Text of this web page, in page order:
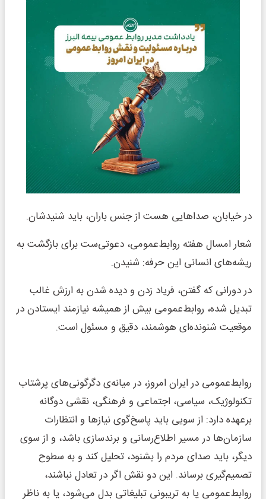
در خیابان، صداهایی هست از جنس باران، باید شنیدشان.
شعار امسال هفته روابط‌عمومی، دعوتی‌ست برای بازگشت به
ریشه‌های انسانی این حرفه: شنیدن.
در دورانی که گفتن، فریاد زدن و دیده شدن به ارزش غالب
تبدیل شده، روابط‌عمومی بیش از همیشه نیازمند ایستادن در
موقعیت شنونده‌ای هوشمند، دقیق و مسئول است.
روابط‌عمومی در ایران امروز، در میانه‌ی دگرگونی‌های پرشتاب
تکنولوژیک، سیاسی، اجتماعی و فرهنگی، نقشی دوگانه
برعهده دارد: از سویی باید پاسخ‌گوی نیازها و انتظارات
سازمان‌ها در مسیر اطلاع‌رسانی و برندسازی باشد، و از سوی
دیگر، باید صدای مردم را بشنود، تحلیل کند و به سطوح
تصمیم‌گیری برساند. این دو نقش اگر در تعادل نباشند،
روابط‌عمومی یا به تریبونی تبلیغاتی بدل می‌شود، یا به ناظر